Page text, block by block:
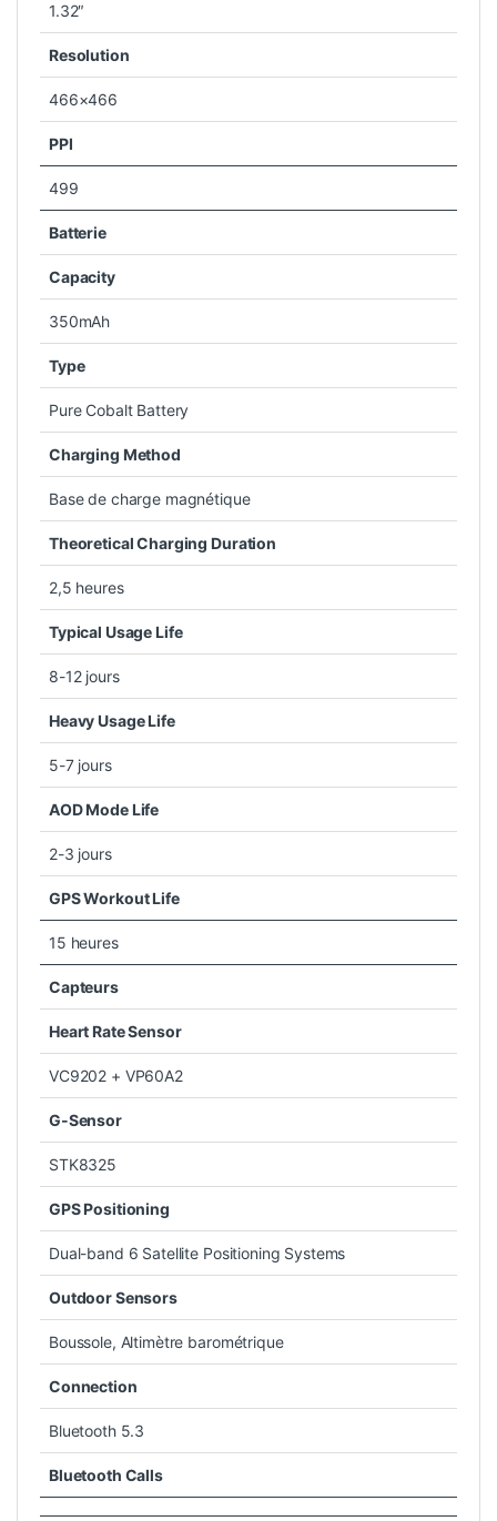
1.32″
Resolution
466×466
PPI
499
Batterie
Capacity
350mAh
Type
Pure Cobalt Battery
Charging Method
Base de charge magnétique
Theoretical Charging Duration
2,5 heures
Typical Usage Life
8-12 jours
Heavy Usage Life
5-7 jours
AOD Mode Life
2-3 jours
GPS Workout Life
15 heures
Capteurs
Heart Rate Sensor
VC9202 + VP60A2
G-Sensor
STK8325
GPS Positioning
Dual-band 6 Satellite Positioning Systems
Outdoor Sensors
Boussole, Altimètre barométrique
Connection
Bluetooth 5.3
Bluetooth Calls